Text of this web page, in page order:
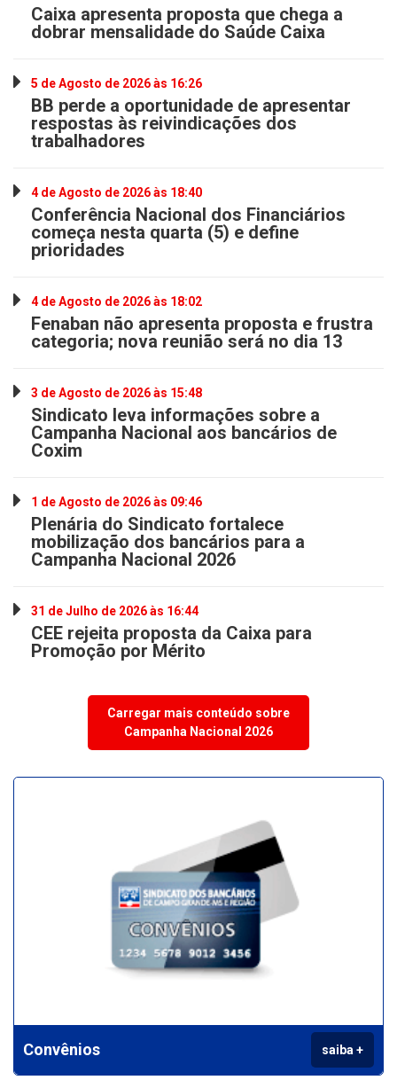
Caixa apresenta proposta que chega a
dobrar mensalidade do Saúde Caixa
5 de Agosto de 2026 às 16:26
BB perde a oportunidade de apresentar
respostas às reivindicações dos
trabalhadores
4 de Agosto de 2026 às 18:40
Conferência Nacional dos Financiários
começa nesta quarta (5) e define
prioridades
4 de Agosto de 2026 às 18:02
Fenaban não apresenta proposta e frustra
categoria; nova reunião será no dia 13
3 de Agosto de 2026 às 15:48
Sindicato leva informações sobre a
Campanha Nacional aos bancários de
Coxim
1 de Agosto de 2026 às 09:46
Plenária do Sindicato fortalece
mobilização dos bancários para a
Campanha Nacional 2026
31 de Julho de 2026 às 16:44
CEE rejeita proposta da Caixa para
Promoção por Mérito
Carregar mais conteúdo sobre
Campanha Nacional 2026
Convênios saiba +